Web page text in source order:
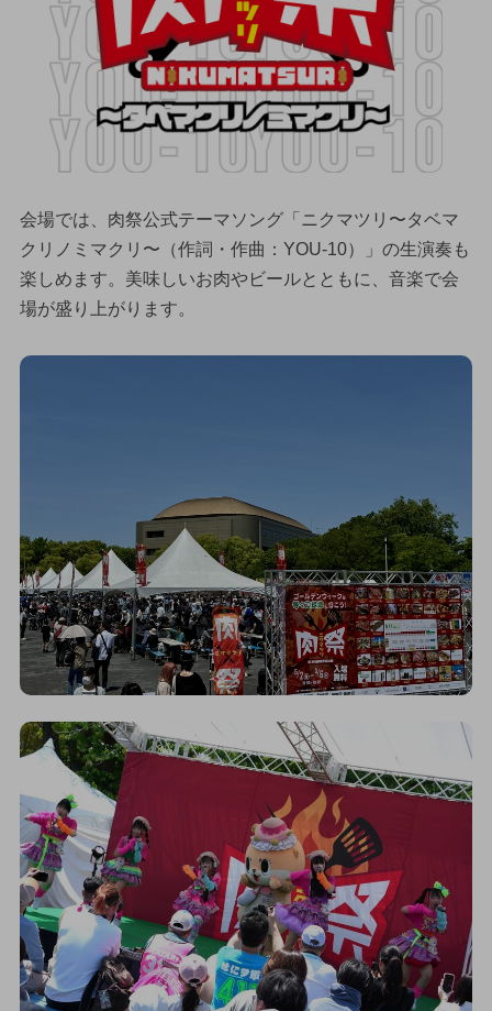
会場では、肉祭公式テーマソング「ニクマツリ〜タベマ
クリノミマクリ〜（作詞・作曲：YOU-10）」の生演奏も
楽しめます。美味しいお肉やビールとともに、音楽で会
場が盛り上がります。